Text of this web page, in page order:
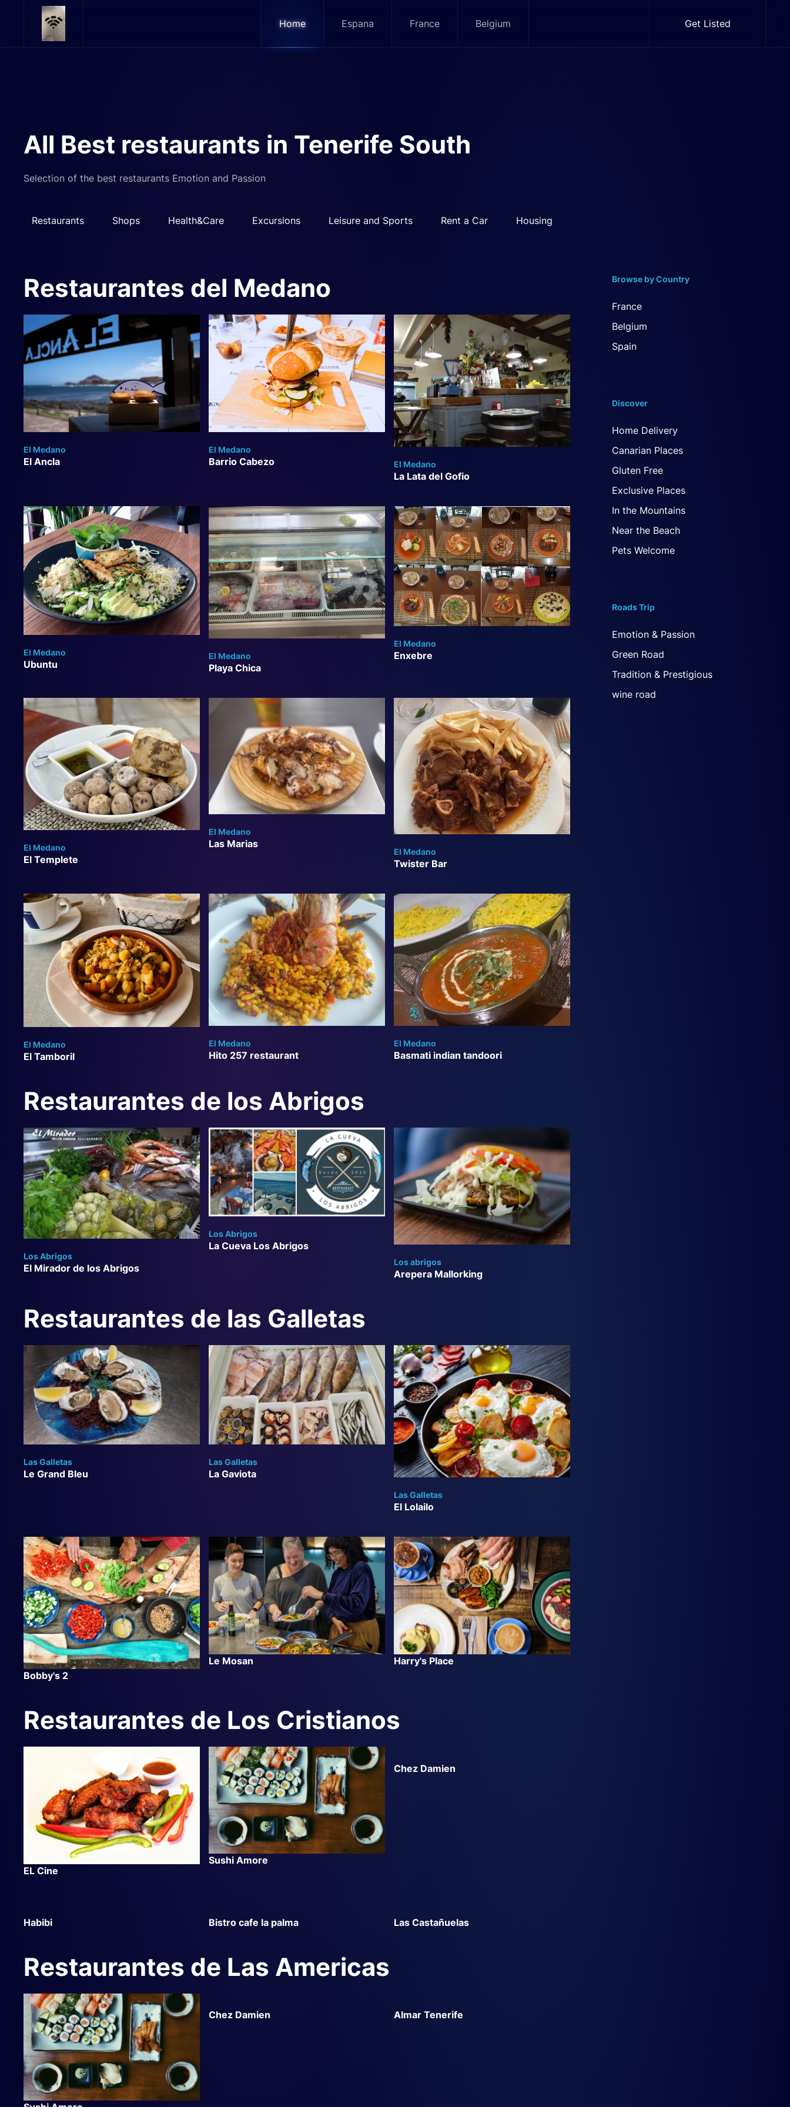
Skip to main content Home Espana France Belgium Get Listed
All Best restaurants in Tenerife South
Selection of the best restaurants Emotion and Passion
Restaurants Shops Health&Care Excursions Leisure and Sports Rent a Car Housing
Restaurantes del Medano
El Medano
El Ancla
El Medano
Barrio Cabezo El Medano
La Lata del Gofio
El Medano
Ubuntu
El Medano
Playa Chica
El Medano
Enxebre
El Medano
El Templete
El Medano
Las Marias
El Medano
Twister Bar
El Medano
El Tamboril
El Medano
Hito 257 restaurant
El Medano
Basmati indian tandoori
Restaurantes de los Abrigos
Los Abrigos
El Mirador de los Abrigos
Los Abrigos
La Cueva Los Abrigos
Los abrigos
Arepera Mallorking
Restaurantes de las Galletas
Las Galletas
Le Grand Bleu
Las Galletas
La Gaviota
Las Galletas
El Lolailo
Bobby's 2
Le Mosan Harry's Place
Restaurantes de Los Cristianos
EL Cine
Sushi Amore
Chez Damien
Habibi Bistro cafe la palma Las Castañuelas
Restaurantes de Las Americas
Chez Damien Almar Tenerife
Browse by Country
France
Belgium
Spain
Discover
Home Delivery
Canarian Places
Gluten Free
Exclusive Places
In the Mountains
Near the Beach
Pets Welcome
Roads Trip
Emotion & Passion
Green Road
Tradition & Prestigious
wine road